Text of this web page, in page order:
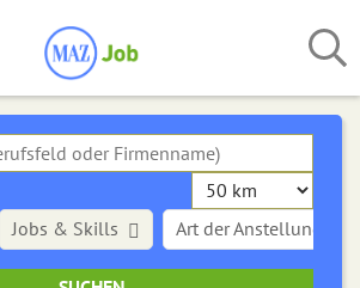
Art der Anstellung
Jobs & Skills